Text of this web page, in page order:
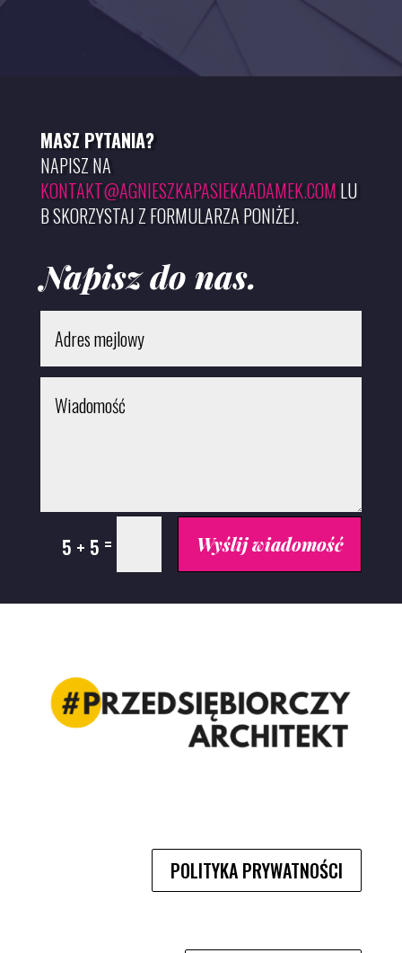
MASZ PYTANIA?
NAPISZ NA
KONTAKT@AGNIESZKAPASIEKAADAMEK.COM LU
B SKORZYSTAJ Z FORMULARZA PONIŻEJ.
Napisz do nas.
5 + 5 = Wyślij wiadomość
POLITYKA PRYWATNOŚCI